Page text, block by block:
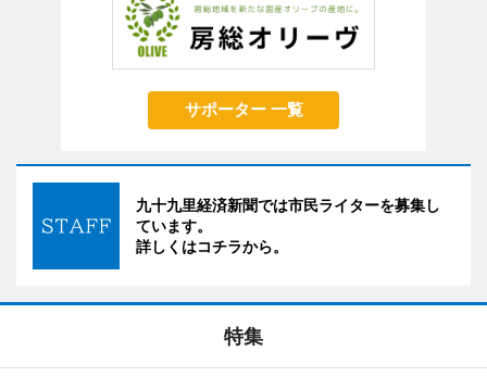
サポーター 一覧
九十九里経済新聞では市民ライターを募集し
ています。
詳しくはコチラから。
特集